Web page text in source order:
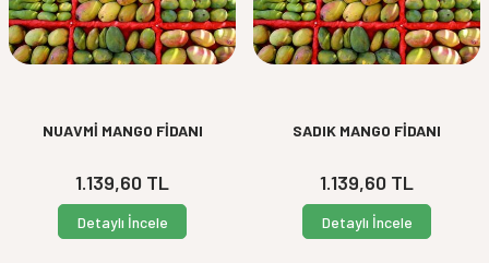
NUAVMİ MANGO FİDANI
1.139,60 TL
Detaylı İncele
SADIK MANGO FİDANI
1.139,60 TL
Detaylı İncele